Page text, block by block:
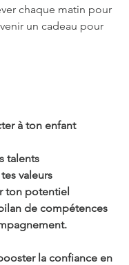
chaque matin pour
un cadeau pour
à ton enfant
talents
valeurs
ton potentiel
de compétences
la confiance en